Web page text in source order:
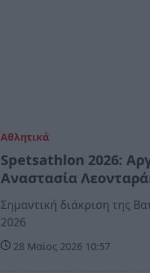
Αθλητικά
Spetsathlon 2026:
Αναστασία
Σημαντική διάκριση της
2026
28 Μαϊος 2026 10:57